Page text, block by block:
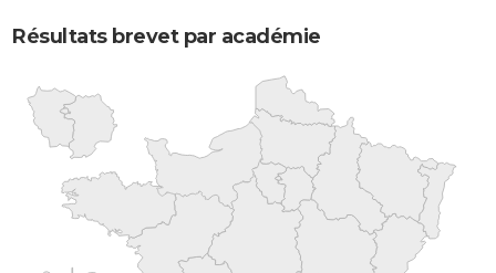
Résultats brevet par académie